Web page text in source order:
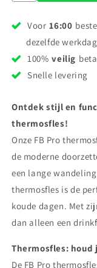
Voor 16:00
dezelfde
100% veilig
Snelle levering
Ontdek stijl en
thermosfles!
Onze FB Pro
de moderne
een lange
thermosfles is de
koude dagen. Met
dan alleen een
Thermosfles:
De FB Pro